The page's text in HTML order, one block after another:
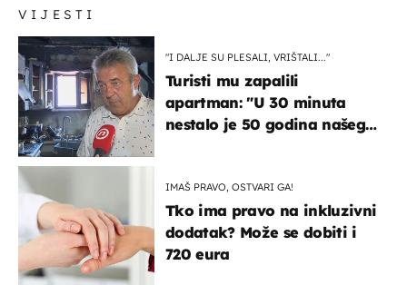
VIJESTI
"I DALJE SU PLESALI, VRIŠTALI..."
Turisti mu zapalili
apartman: "U 30 minuta
nestalo je 50 godina našeg
IMAŠ PRAVO, OSTVARI GA!
Tko ima pravo na inkluzivni
dodatak? Može se dobiti i
720 eura